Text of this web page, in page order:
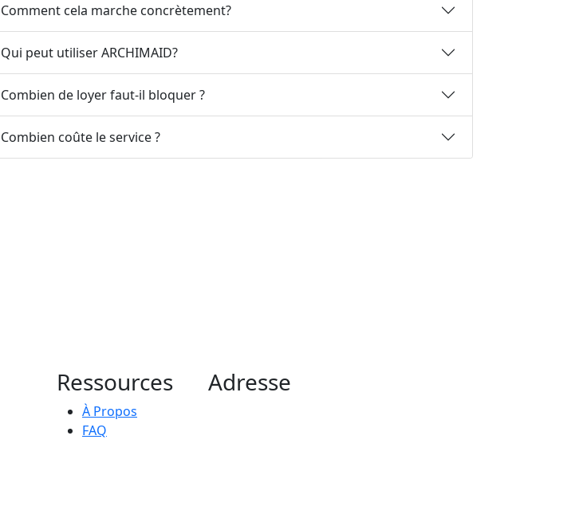
Comment cela marche concrètement?
Qui peut utiliser ARCHIMAID?
Combien de loyer faut-il bloquer ?
Combien coûte le service ?
Ressources
À Propos
FAQ
Adresse